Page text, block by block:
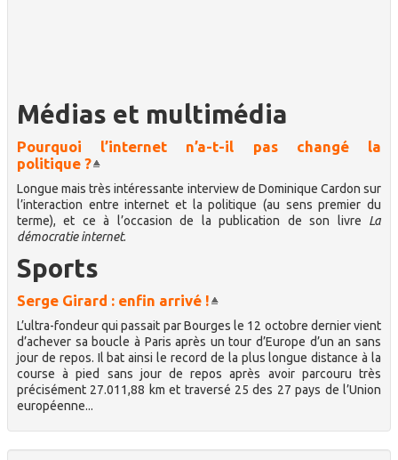
Médias et multimédia
Pourquoi l’internet n’a-t-il pas changé la
politique ?
Longue mais très intéressante interview de Dominique Cardon sur
l’interaction entre internet et la politique (au sens premier du
terme), et ce à l’occasion de la publication de son livre La
démocratie internet.
Sports
Serge Girard : enfin arrivé !
L’ultra-fondeur qui passait par Bourges le 12 octobre dernier vient
d’achever sa boucle à Paris après un tour d’Europe d’un an sans
jour de repos. Il bat ainsi le record de la plus longue distance à la
course à pied sans jour de repos après avoir parcouru très
précisément 27.011,88 km et traversé 25 des 27 pays de l’Union
européenne...